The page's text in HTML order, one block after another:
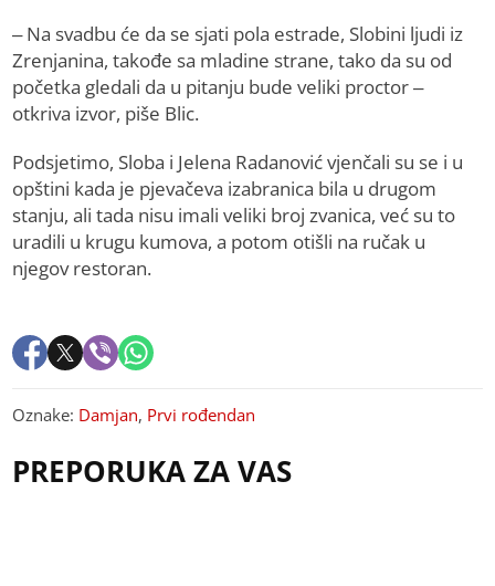
– Na svadbu će da se sjati pola estrade, Slobini ljudi iz
Zrenjanina, takođe sa mladine strane, tako da su od
početka gledali da u pitanju bude veliki proctor –
otkriva izvor, piše Blic.
Podsjetimo, Sloba i Jelena Radanović vjenčali su se i u
opštini kada je pjevačeva izabranica bila u drugom
stanju, ali tada nisu imali veliki broj zvanica, već su to
uradili u krugu kumova, a potom otišli na ručak u
njegov restoran.
Oznake: Damjan, Prvi rođendan
PREPORUKA ZA VAS